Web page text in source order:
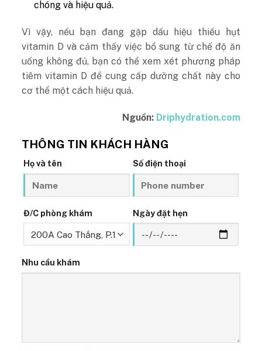
chóng và hiệu quả.
Vì vậy, nếu bạn đang gặp dấu hiệu thiếu hụt
vitamin D và cảm thấy việc bổ sung từ chế độ ăn
uống không đủ, bạn có thể xem xét phương pháp
tiêm vitamin D để cung cấp dưỡng chất này cho
cơ thể một cách hiệu quả.
Nguồn: Driphydration.com
THÔNG TIN KHÁCH HÀNG
Họ và tên Số điện thoại
Đ/C phòng khám Ngày đặt hẹn
Nhu cầu khám